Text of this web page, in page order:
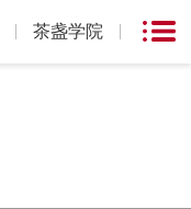
茶盏学院